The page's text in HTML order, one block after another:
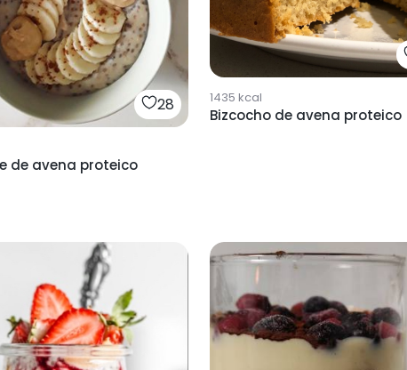
28
de avena proteico
1435 kcal
Bizcocho de avena proteico